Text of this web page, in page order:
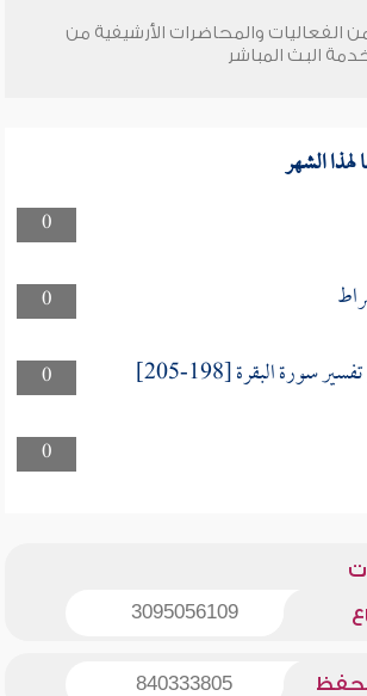
رمضانية 1444هـ
الفعاليات والمحاضرات الأرشيفية من
البث المباشر
لهذا الشهر
0
0
0
سورة البقرة [198-205]
0
3095056109
840333805